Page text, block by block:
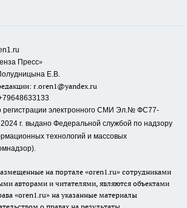
Пресс»
Е.В.
r.oren1@yandex.ru
регистрации электронного СМИ Эл.№ ФС77-
г. выдано Федеральной службой по надзору
технологий и массовых
на портале «oren1.ru» сотрудниками
авторами и читателями, являются объектами
«oren1.ru» на указанные материалы